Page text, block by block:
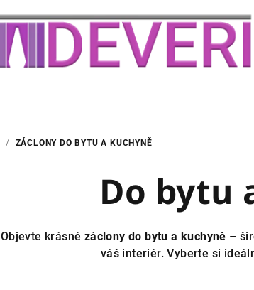
/ ZÁCLONY DO BYTU A KUCHYNĚ
Do bytu
Objevte krásné záclony do bytu a kuchyně –
váš interiér. Vyberte si